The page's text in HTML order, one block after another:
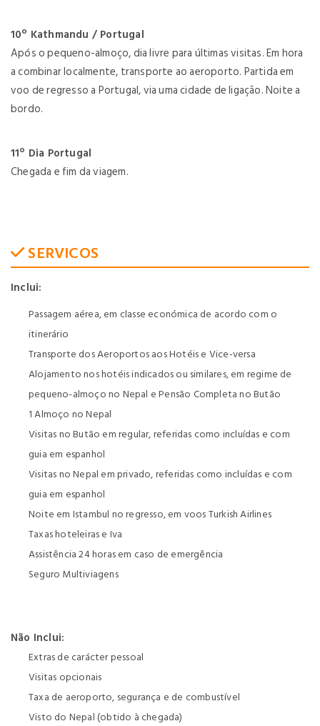
10º Kathmandu / Portugal
Após o pequeno-almoço, dia livre para últimas visitas. Em hora
a combinar localmente, transporte ao aeroporto. Partida em
voo de regresso a Portugal, via uma cidade de ligação. Noite a
bordo.
11º Dia Portugal
Chegada e fim da viagem.
SERVICOS
Inclui:
Passagem aérea, em classe económica de acordo com o
itinerário
Transporte dos Aeroportos aos Hotéis e Vice-versa
Alojamento nos hotéis indicados ou similares, em regime de
pequeno-almoço no Nepal e Pensão Completa no Butão
1 Almoço no Nepal
Visitas no Butão em regular, referidas como incluídas e com
guia em espanhol
Visitas no Nepal em privado, referidas como incluídas e com
guia em espanhol
Noite em Istambul no regresso, em voos Turkish Airlines
Taxas hoteleiras e Iva
Assistência 24 horas em caso de emergência
Seguro Multiviagens
Não Inclui:
Extras de carácter pessoal
Visitas opcionais
Taxa de aeroporto, segurança e de combustível
Visto do Nepal (obtido à chegada)